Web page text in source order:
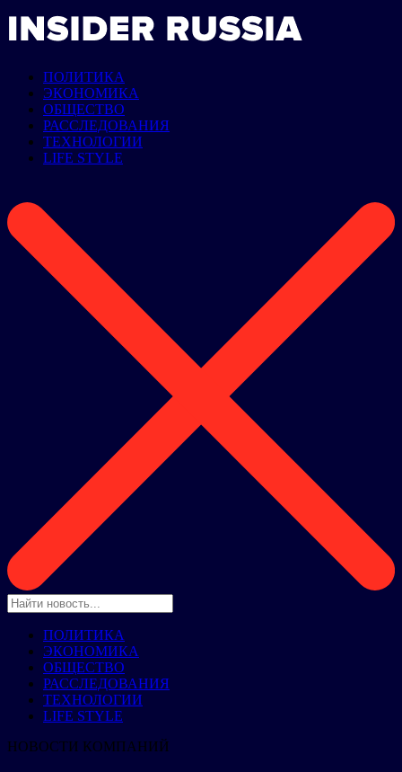
ПОЛИТИКА
ЭКОНОМИКА
ОБЩЕСТВО
РАССЛЕДОВАНИЯ
ТЕХНОЛОГИИ
LIFE STYLE
ПОЛИТИКА
ЭКОНОМИКА
ОБЩЕСТВО
РАССЛЕДОВАНИЯ
ТЕХНОЛОГИИ
LIFE STYLE
НОВОСТИ КОМПАНИЙ